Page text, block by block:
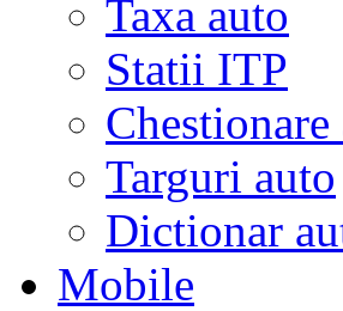
Taxa auto
Statii ITP
Chestionare
Targuri auto
Dictionar
Mobile